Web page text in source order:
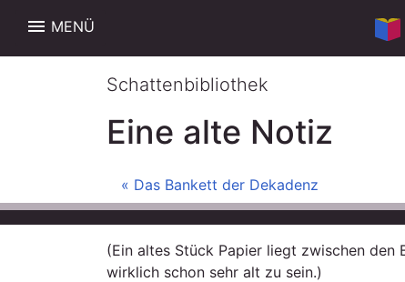
menu MENÜ
Schattenbibliothek
Eine alte Notiz
« Das Bankett der Dekadenz
(Ein altes Stück Papier liegt zwischen den
wirklich schon sehr alt zu sein.)